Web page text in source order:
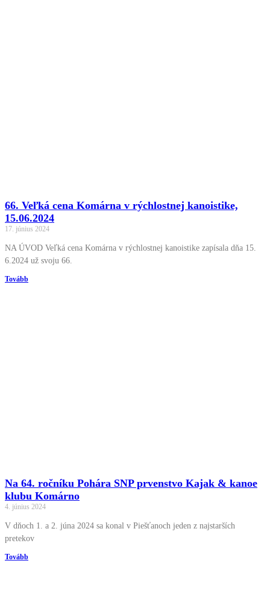
66. Veľká cena Komárna v rýchlostnej kanoistike,
15.06.2024
17. június 2024
NA ÚVOD Veľká cena Komárna v rýchlostnej kanoistike zapísala dňa 15.
6.2024 už svoju 66.
Tovább
Na 64. ročníku Pohára SNP prvenstvo Kajak & kanoe
klubu Komárno
4. június 2024
V dňoch 1. a 2. júna 2024 sa konal v Piešťanoch jeden z najstarších
pretekov
Tovább